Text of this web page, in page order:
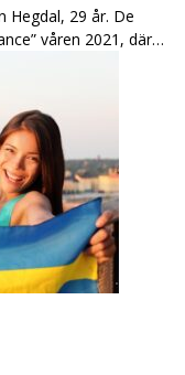
Hegdal, 29 år. De
våren 2021, där…